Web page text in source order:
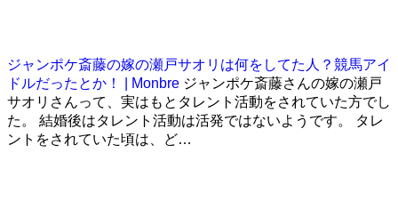
ジャンポケ斎藤の嫁の瀬戸サオリは何をしてた人？競馬アイ
ドルだったとか！ | Monbre ジャンポケ斎藤さんの嫁の瀬戸
サオリさんって、実はもとタレント活動をされていた方でし
た。 結婚後はタレント活動は活発ではないようです。 タレ
ントをされていた頃は、ど…